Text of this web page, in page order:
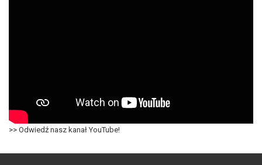
>> Odwiedź nasz kanał YouTube!